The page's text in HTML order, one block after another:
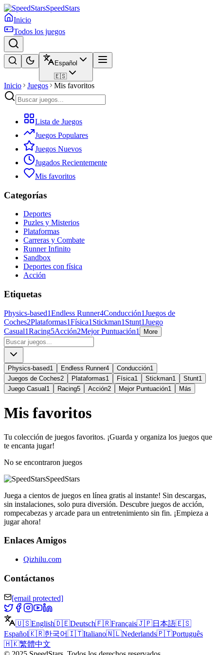
SpeedStars
Inicio
Todos los juegos
Español
🇪🇸
Inicio Juegos Mis favoritos
Lista de Juegos
Juegos Populares
Juegos Nuevos
Jugados Recientemente
Mis favoritos
Categorías
Deportes
Puzles y Misterios
Plataformas
Carreras y Combate
Runner Infinito
Sandbox
Deportes con física
Acción
Etiquetas
Physics-based1Endless Runner4Conducción1Juegos de
Coches2Plataformas1Física1 Stickman1 Stunt1Juego
Casual1Racing5Acción2Mejor Puntuación1 More
Physics-based1 Endless Runner4 Conducción1
Juegos de Coches2 Plataformas1 Física1 Stickman1 Stunt1
Juego Casual 1 Racing5 Acción2 Mejor Puntuación1 Más
Mis favoritos
Tu colección de juegos favoritos. ¡Guarda y organiza los juegos que
te encanta jugar!
No se encontraron juegos
SpeedStars
Juega a cientos de juegos en línea gratis al instante! Sin descargas,
sin instalaciones, solo pura diversión. Descubre juegos de acción,
rompecabezas y arcade para un entretenimiento sin fin. ¡Empieza a
jugar ahora!
Enlaces Amigos
Qizhilu.com
Contáctanos
[email protected]
🇺🇸English🇩🇪Deutsch🇫🇷Français🇯🇵日本語🇪🇸
Español🇰🇷한국어🇮🇹Italiano🇳🇱Nederlands🇵🇹Português
🇭🇰繁體中文